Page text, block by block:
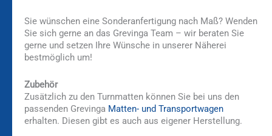
Sie wünschen eine Sonderanfertigung nach Maß? Wenden
Sie sich gerne an das Grevinga Team – wir beraten Sie
gerne und setzen Ihre Wünsche in unserer Näherei
bestmöglich um!
Zubehör
Zusätzlich zu den Turnmatten können Sie bei uns den
passenden Grevinga Matten- und Transportwagen
erhalten. Diesen gibt es auch aus eigener Herstellung.